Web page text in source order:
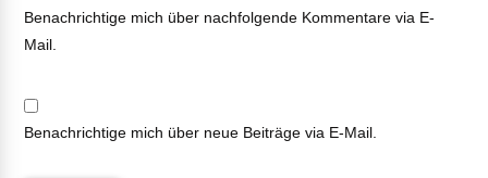
Benachrichtige mich über nachfolgende Kommentare via E-
Mail.
Benachrichtige mich über neue Beiträge via E-Mail.